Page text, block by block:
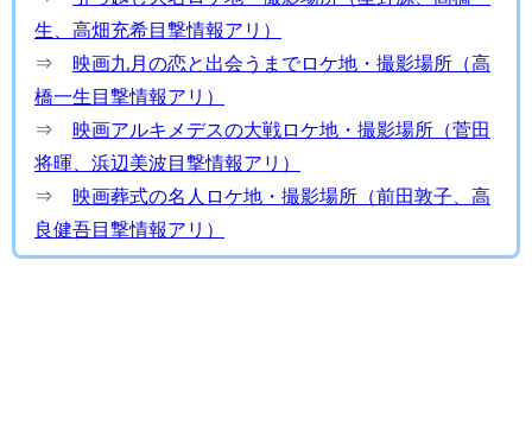
生、高畑充希目撃情報アリ）
⇒ 映画九月の恋と出会うまでロケ地・撮影場所（高
橋一生目撃情報アリ）
⇒ 映画アルキメデスの大戦ロケ地・撮影場所（菅田
将暉、浜辺美波目撃情報アリ）
⇒ 映画葬式の名人ロケ地・撮影場所（前田敦子、高
良健吾目撃情報アリ）